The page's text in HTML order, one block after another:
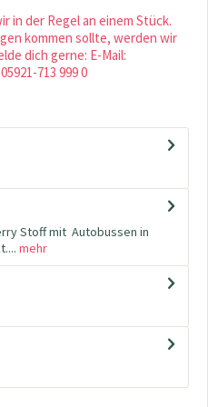
in der Regel an einem Stück.
kommen sollte, werden wir
dich gerne: E-Mail:
713 999 0
Stoff mit Autobussen in
mehr